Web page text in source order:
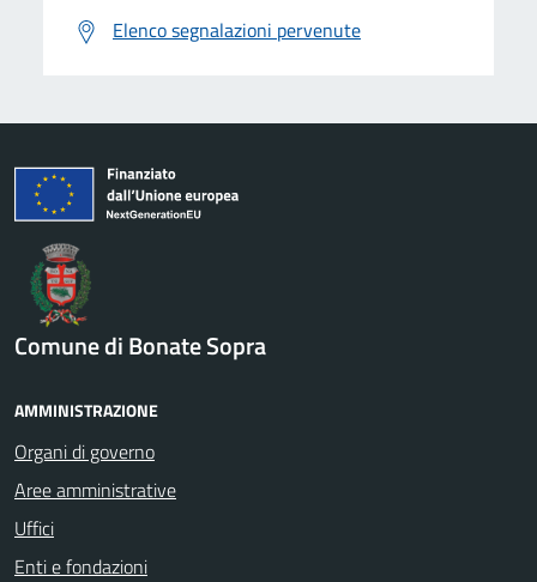
Elenco segnalazioni pervenute
Comune di Bonate Sopra
AMMINISTRAZIONE
Organi di governo
Aree amministrative
Uffici
Enti e fondazioni